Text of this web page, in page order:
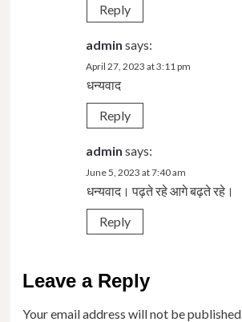
Reply
admin says:
April 27, 2023 at 3:11 pm
धन्यवाद
Reply
admin says:
June 5, 2023 at 7:40 am
धन्यवाद। पढ़ते रहे आगे बढ़ते रहे।
Reply
Leave a Reply
Your email address will not be published.